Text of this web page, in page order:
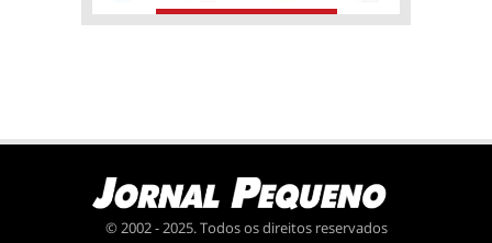
© 2002 - 2025. Todos os direitos reservados